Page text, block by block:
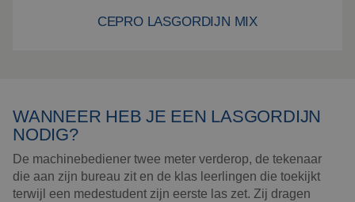
CEPRO LASGORDIJN MIX
Cepro Lasgordijn mix
WANNEER HEB JE EEN LASGORDIJN
NODIG?
De machinebediener twee meter verderop, de tekenaar
die aan zijn bureau zit en de klas leerlingen die toekijkt
terwijl een medestudent zijn eerste las zet. Zij dragen